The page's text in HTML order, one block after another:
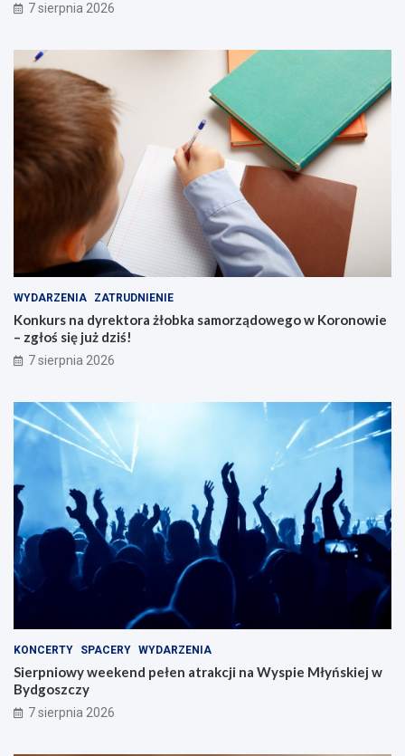
7 sierpnia 2026
WYDARZENIA ZATRUDNIENIE
Konkurs na dyrektora żłobka samorządowego w Koronowie
– zgłoś się już dziś!
7 sierpnia 2026
KONCERTY SPACERY WYDARZENIA
Sierpniowy weekend pełen atrakcji na Wyspie Młyńskiej w
Bydgoszczy
7 sierpnia 2026